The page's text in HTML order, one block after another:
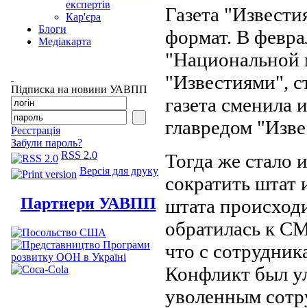
експертів
Кар'єра
Блоги
Медіакарта
Підписка на новини УАВПП
Реєстрація
Забули пароль?
RSS 2.0
Версія для друку
Партнери УАВПП
Газета
формат. В
"Национальной
"Известиями",
газета сменила
главредом
Тогда же стало
сократить
штата
обратилась к
что с
Конфликт был
уволенным